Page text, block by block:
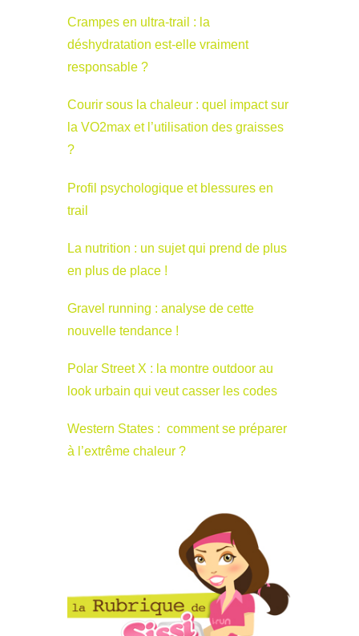
Crampes en ultra-trail : la
déshydratation est-elle vraiment
responsable ?
Courir sous la chaleur : quel impact sur
la VO2max et l’utilisation des graisses
?
Profil psychologique et blessures en
trail
La nutrition : un sujet qui prend de plus
en plus de place !
Gravel running : analyse de cette
nouvelle tendance !
Polar Street X : la montre outdoor au
look urbain qui veut casser les codes
Western States : comment se préparer
à l’extrême chaleur ?